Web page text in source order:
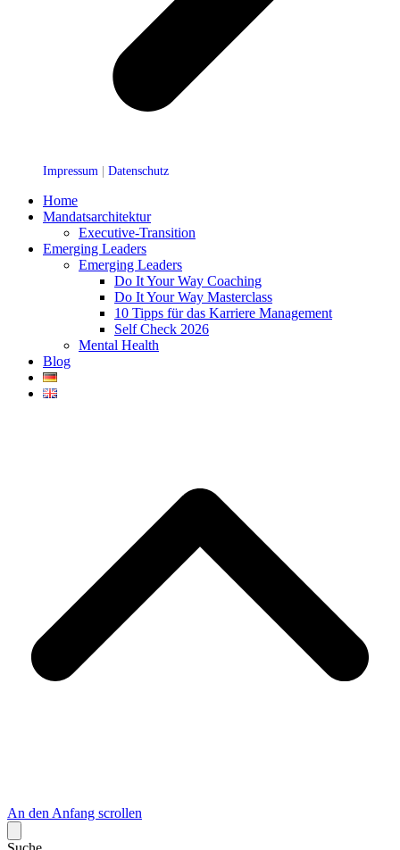
Impressum Datenschutz
Home
Mandatsarchitektur
Executive-Transition
Emerging Leaders
Emerging Leaders
Do It Your Way Coaching
Do It Your Way Masterclass
10 Tipps für das Karriere Management
Self Check 2026
Mental Health
Blog
An den Anfang scrollen